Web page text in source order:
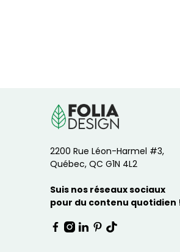
2200 Rue Léon-Harmel #3,
Québec, QC G1N 4L2
Suis nos réseaux sociaux
pour du contenu quotidien